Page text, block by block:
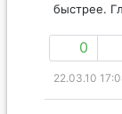
быстрее.
0
22.03.10